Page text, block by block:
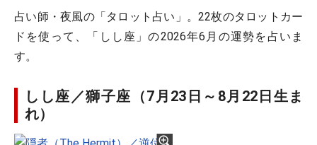
占い師・夜風の「タロット占い」。22枚のタロットカー
ドを使って、「しし座」の2026年6月の運勢を占いま
す。
しし座／獅子座（7月23日～8月22日生ま
れ）